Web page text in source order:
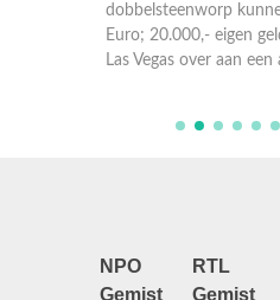
dobbelsteenworp
Euro; 20.000,- eigen
Las Vegas over aan een
NPO
Gemist
RTL
Gemist